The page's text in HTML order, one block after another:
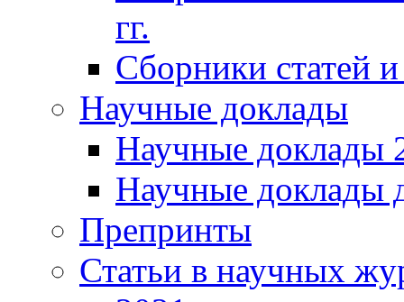
гг.
Сборники статей
Научные доклады
Научные доклады
Научные доклады
Препринты
Статьи в научных